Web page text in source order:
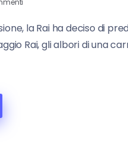
la Rai ha deciso di
Rai, gli albori di una